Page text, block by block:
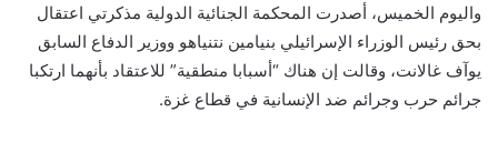
واليوم الخميس، أصدرت المحكمة الجنائية الدولية مذكرتي اعتقال
بحق رئيس الوزراء الإسرائيلي بنيامين نتنياهو ووزير الدفاع السابق
يوآف غالانت، وقالت إن هناك “أسبابا منطقية” للاعتقاد بأنهما ارتكبا
جرائم حرب وجرائم ضد الإنسانية في قطاع غزة.